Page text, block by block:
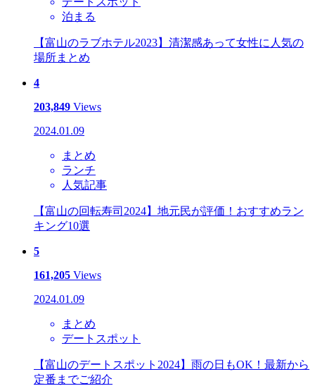
泊まる
【富山のラブホテル2023】清潔感あって女性に人気の
場所まとめ
4
203,849 Views
2024.01.09
まとめ
ランチ
人気記事
【富山の回転寿司2024】地元民が評価！おすすめラン
キング10選
5
161,205 Views
2024.01.09
まとめ
デートスポット
【富山のデートスポット2024】雨の日もOK！最新から
定番までご紹介